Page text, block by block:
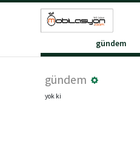
gündem
gündem
yok ki